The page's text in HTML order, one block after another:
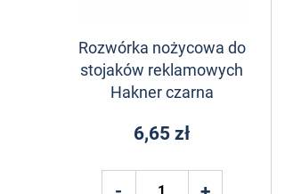
Rozwórka nożycowa do
stojaków reklamowych
Hakner czarna
6,65 zł